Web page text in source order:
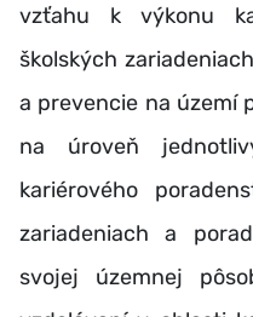
vzťahu k výkonu
školských
a prevencie na území
na úroveň
kariérového
zariadeniach a
svojej územnej